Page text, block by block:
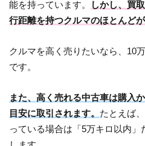
能を持っています。
しかし、買
行距離を持つクルマのほとんど
クルマを高く売りたいなら、10
です。
また、高く売れる中古車は購入
目安に取引されます。 たとえば
っている場合は「5万キロ以内